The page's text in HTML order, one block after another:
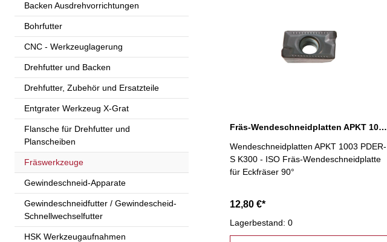
Backen Ausdrehvorrichtungen
Bohrfutter
CNC - Werkzeuglagerung
Drehfutter und Backen
Drehfutter, Zubehör und Ersatzteile
Entgrater Werkzeug X-Grat
Flansche für Drehfutter und
Planscheiben
Fräswerkzeuge
Gewindeschneid-Apparate
Gewindeschneidfutter / Gewindescheid-
Schnellwechselfutter
HSK Werkzeugaufnahmen
Fräs-Wendeschneidplatten APKT 1003 PDER-S K300
Wendeschneidplatten APKT 1003 PDER-
S K300 - ISO Fräs-Wendeschneidplatte
für Eckfräser 90°
12,80 €*
Lagerbestand: 0